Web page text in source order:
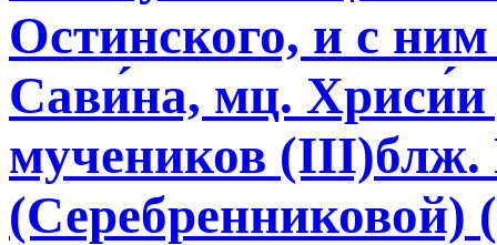
Остинского, и с
Сави́на, мц. Хриси́и
мучеников (III)блж.
(Серебренниковой)